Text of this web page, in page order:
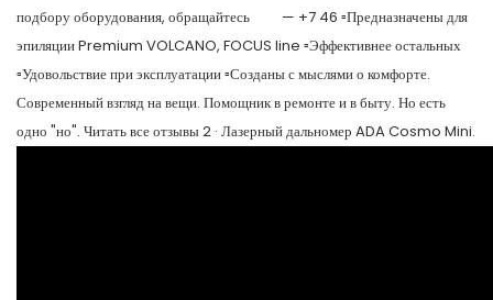
подбору оборудования, обращайтесь ⠀ ⠀ — +7 46 ▫️Предназначены для
эпиляции Premium VOLCANO, FOCUS line ▫️Эффективнее остальных
▫️Удовольствие при эксплуатации ▫️Созданы с мыслями о комфорте.
Современный взгляд на вещи. Помощник в ремонте и в быту. Но есть
одно "но". Читать все отзывы 2 · Лазерный дальномер ADA Cosmo Mini.